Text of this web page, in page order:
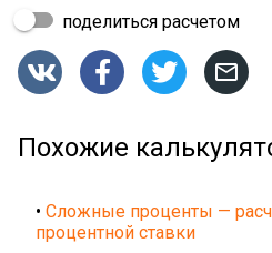
поделиться расчетом
   
Похожие
• Сложные проценты —
процентной ставки